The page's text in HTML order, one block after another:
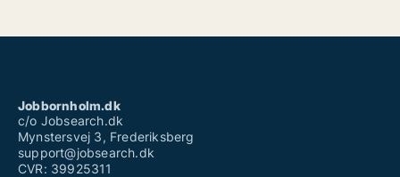
Jobbornholm.dk
c/o Jobsearch.dk
Mynstersvej 3, Frederiksberg
support@jobsearch.dk
CVR: 39925311